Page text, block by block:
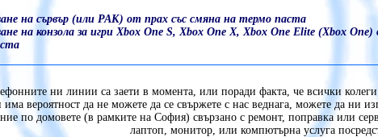
на сървър (или РАК) от прах със смяна на термо паста
на конзола за игри Xbox One S, Xbox One X, Xbox One Elite (Xbox
ни линии са заети в момента, или поради факта, че всички
вероятност да не можете да се свържете с нас веднага, можете да ни
по домовете (в рамките на София) свързано с ремонт, поправка или
лаптоп, монитор, или компютърна услуга